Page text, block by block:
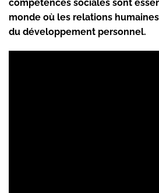
compétences sociales sont
monde où les relations
du développement personnel.